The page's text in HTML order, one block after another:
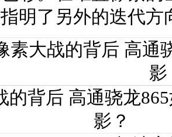
明了另外的迭代方